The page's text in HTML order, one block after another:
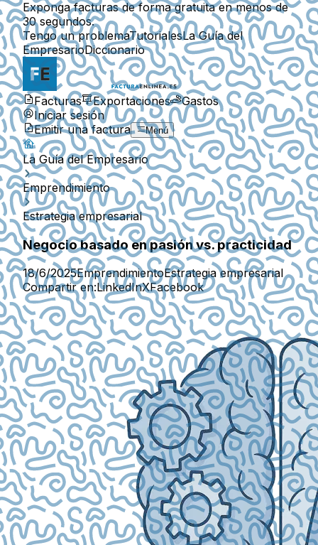
Exponga facturas de forma gratuita en menos de
30 segundos.
Tengo un problemaTutorialesLa Guía del
EmpresarioDiccionario
Facturas Exportaciones
Gastos
Iniciar sesión
Emitir una factura
Menú
La Guía del Empresario
Emprendimiento
Estrategia empresarial
Negocio basado en pasión vs. practicidad
18/6/2025EmprendimientoEstrategia empresarial
Compartir en:LinkedInXFacebook